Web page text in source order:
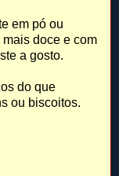
em pó ou
doce e com
a gosto.
do que
ou biscoitos.